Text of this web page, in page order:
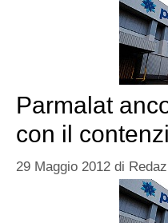
Parmalat
con il
29 Maggio 2012 di